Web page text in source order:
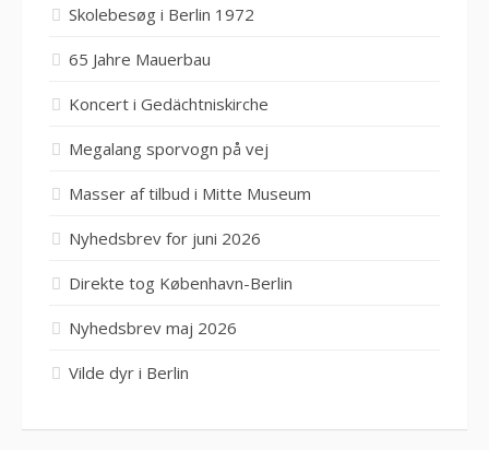
Skolebesøg i Berlin 1972
65 Jahre Mauerbau
Koncert i Gedächtniskirche
Megalang sporvogn på vej
Masser af tilbud i Mitte Museum
Nyhedsbrev for juni 2026
Direkte tog København-Berlin
Nyhedsbrev maj 2026
Vilde dyr i Berlin